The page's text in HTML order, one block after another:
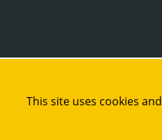
This site uses cookies